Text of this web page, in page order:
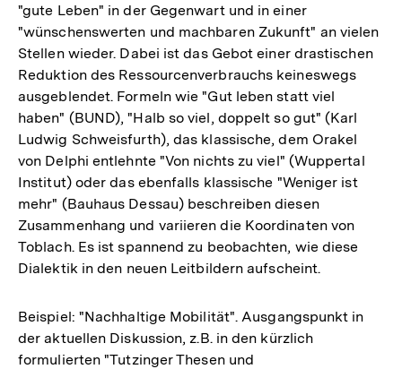
"gute Leben" in der Gegenwart und in einer
"wünschenswerten und machbaren Zukunft" an vielen
Stellen wieder. Dabei ist das Gebot einer drastischen
Reduktion des Ressourcenverbrauchs keineswegs
ausgeblendet. Formeln wie "Gut leben statt viel
haben" (BUND), "Halb so viel, doppelt so gut" (Karl
Ludwig Schweisfurth), das klassische, dem Orakel
von Delphi entlehnte "Von nichts zu viel" (Wuppertal
Institut) oder das ebenfalls klassische "Weniger ist
mehr" (Bauhaus Dessau) beschreiben diesen
Zusammenhang und variieren die Koordinaten von
Toblach. Es ist spannend zu beobachten, wie diese
Dialektik in den neuen Leitbildern aufscheint.
Beispiel: "Nachhaltige Mobilität". Ausgangspunkt in
der aktuellen Diskussion, z.B. in den kürzlich
formulierten "Tutzinger Thesen und